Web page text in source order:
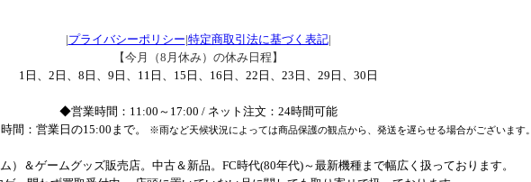
|プライバシーポリシー|特定商取引法に基づく表記|
【今月（8月休み）の休み日程】
1日、2日、8日、9日、11日、15日、16日、22日、23日、29日、30日
◆営業時間：11:00～17:00 / ネット注文：24時間可能
間：営業日の15:00まで。
※雨など天候状況によっては商品保護の観点から、発送を遅らせる場合がございます。
）＆ゲームグッズ販売店。中古＆新品。FC時代(80年代)～最新機種まで幅広く扱っております。